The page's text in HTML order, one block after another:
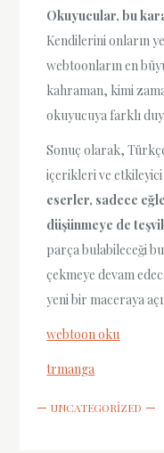
Okuyucular, bu
Kendilerini onların
webtoonların en
kahraman, kimi
okuyucuya farklı
Sonuç olarak,
içerikleri ve
eserler, sadece
düşünmeye de
parça bulabileceği
çekmeye devam
yeni bir maceraya
webtoon oku
trmanga
UNCATEGORIZED